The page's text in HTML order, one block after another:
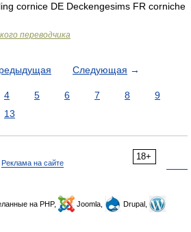
cornice DE Deckengesims FR corniche
переводчика
Следующая →
4 5 6 7 8
9
13
18+
Реклама на сайте
на PHP, Joomla,
Drupal,